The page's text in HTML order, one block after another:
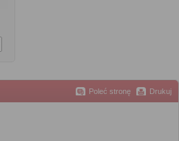
Poleć stronę Drukuj